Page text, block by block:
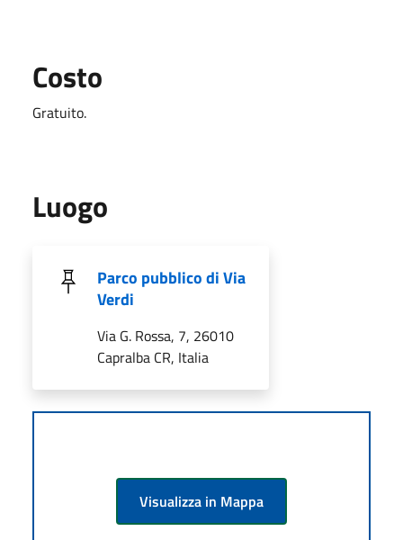
Costo
Gratuito.
Luogo
Parco pubblico di Via
Verdi
Via G. Rossa, 7, 26010
Capralba CR, Italia
Visualizza in Mappa